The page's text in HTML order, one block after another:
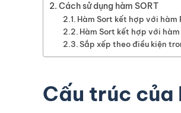
Cách sử dụng hàm SORT
Hàm Sort kết hợp với hàm
Hàm Sort kết hợp với hàm
Sắp xếp theo điều kiện
Cấu trúc của